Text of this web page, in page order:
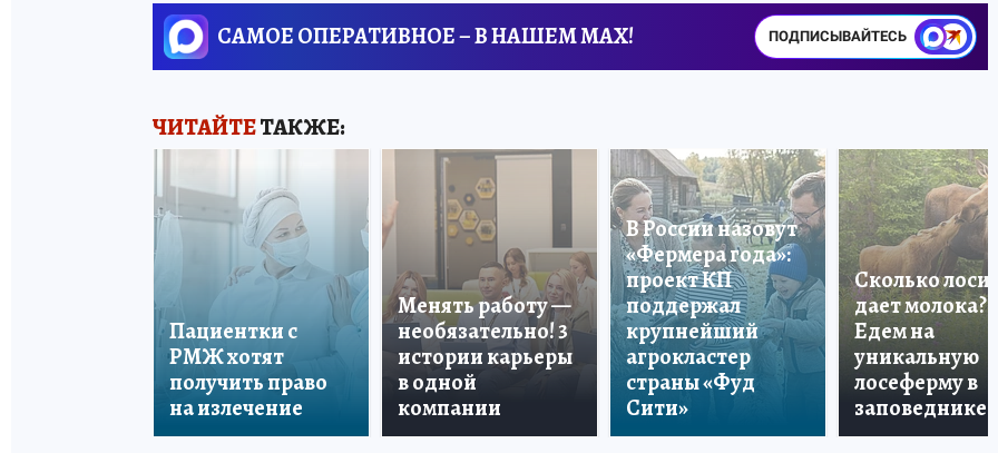
САМОЕ ОПЕРАТИВНОЕ – В НАШЕМ MAX! ПОДПИСЫВАЙТЕСЬ
ЧИТАЙТЕТАКЖЕ:
Пациентки с
РМЖ хотят
получить право
на излечение
Менять работу —
необязательно! 3
истории карьеры
в одной
компании
В России назовут
«Фермера года»:
проект КП
поддержал
крупнейший
агрокластер
страны «Фуд
Сити»
Сколько лосиха
дает молока?
Едем на
уникальную
лосеферму в
заповеднике!